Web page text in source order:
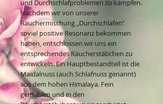
und Durchschlafproblemen zu kämpfen.
Nachdem wir von unserer
Räuchermischung „Durchschlafen“
soviel positive Resonanz bekommen
haben, entschlossen wir uns ein
entsprechendes Räucherstäbchen zu
entwickeln. Ein Hauptbestandteil ist die
Maidalnuss (auch Schlafnuss genannt)
aus dem hohen Himalaya. Fein
gemahlen und in den